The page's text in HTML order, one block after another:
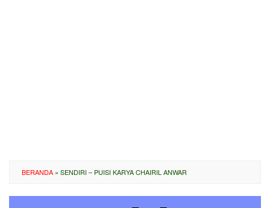
BERANDA » SENDIRI – PUISI KARYA CHAIRIL ANWAR